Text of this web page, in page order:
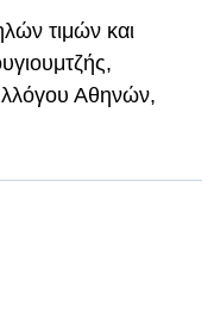
τιμών και
Αθηνών,